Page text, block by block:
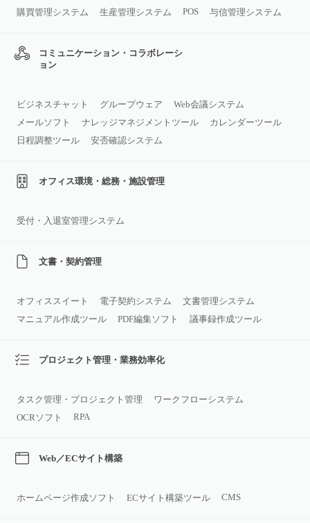
購買管理システム
生産管理システム POS 与信管理システム
コミュニケーション・コラボレーシ
ョン
ビジネスチャット グループウェア
Web会議システム
メールソフト
ナレッジマネジメントツール
カレンダーツール
日程調整ツール
安否確認システム
オフィス環境・総務・施設管理
受付・入退室管理システム
文書・契約管理
オフィススイート 電子契約システム
文書管理システム
マニュアル作成ツール
PDF編集ソフト 議事録作成ツール
プロジェクト管理・業務効率化
タスク管理・プロジェクト管理
ワークフローシステム
OCRソフト
RPA
Web／ECサイト構築
ホームページ作成ソフト ECサイト構築ツール CMS